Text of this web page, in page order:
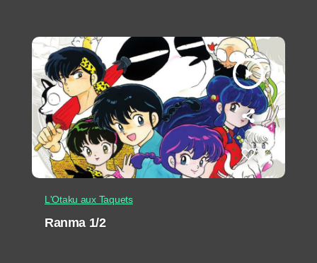
play_arrow
L'Otaku aux Taquets
Ranma 1/2